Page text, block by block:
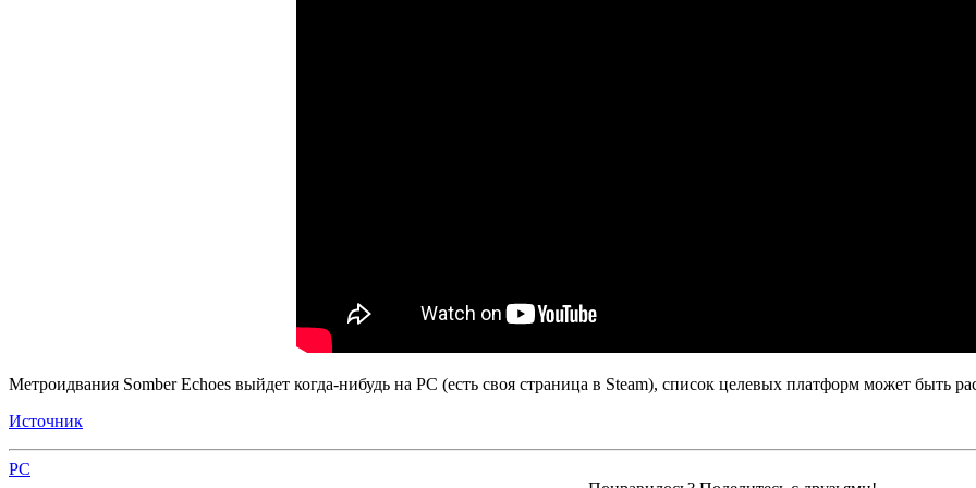
Метроидвания Somber Echoes выйдет когда-нибудь на PC (есть своя страница в Steam), список целевых платформ может быть
Источник
PC